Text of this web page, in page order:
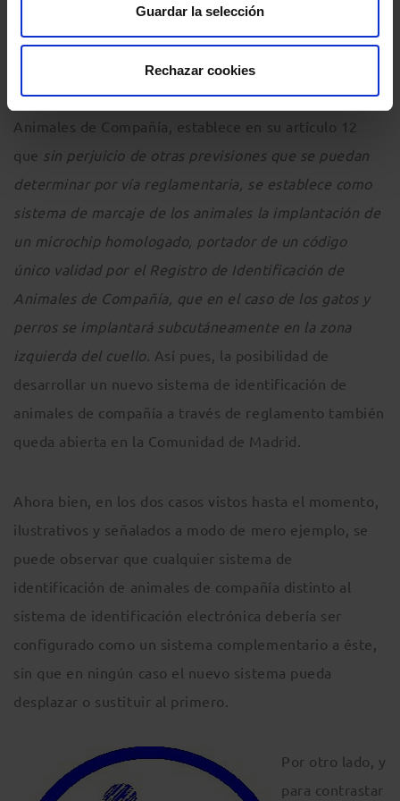
Guardar la selección
Rechazar cookies
identificación a través de l’ADN.
Lo mismo que en Catalunya, sucede en la Comunidad
de Madrid, en la que la Ley de Protección de los
Animales de Compañía, establece en su artículo 12
que sin perjuicio de otras previsiones que se puedan
determinar por vía reglamentaria, se establece como
sistema de marcaje de los animales la implantación de
un microchip homologado, portador de un código
único validad por el Registro de Identificación de
Animales de Compañía, que en el caso de los gatos y
perros se implantará subcutáneamente en la zona
izquierda del cuello. Así pues, la posibilidad de
desarrollar un nuevo sistema de identificación de
animales de compañía a través de reglamento también
queda abierta en la Comunidad de Madrid.
Ahora bien, en los dos casos vistos hasta el momento,
ilustrativos y señalados a modo de mero ejemplo, se
puede observar que cualquier sistema de
identificación de animales de compañía distinto al
sistema de identificación electrónica debería ser
configurado como un sistema complementario a éste,
sin que en ningún caso el nuevo sistema pueda
desplazar o sustituir al primero.
Por otro lado, y
para contrastar